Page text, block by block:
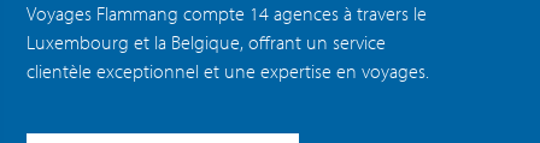
Voyages Flammang compte 14 agences à travers le
Luxembourg et la Belgique, offrant un service
clientèle exceptionnel et une expertise en voyages.